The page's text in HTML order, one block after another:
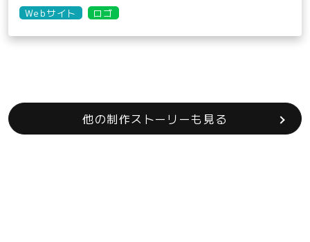
Webサイト ロゴ
他の制作ストーリーも見る